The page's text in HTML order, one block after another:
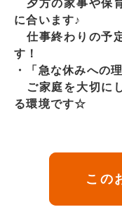
夕方の家事や保
に合います♪
仕事終わりの予
す！
・「急な休みへの
ご家庭を大切に
る環境です☆
この